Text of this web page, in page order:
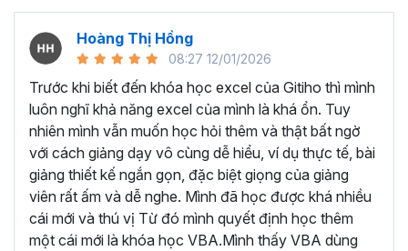
nghiệp, giảng viênDương Mạnh Quânhiểu được những
khó khăn của người học VBA Excel.
Bởi vậy thầy đã đúc kết kiến thức và kinh nghiệm của
mình thành những bài giảng chi tiết, hướng dẫn từng bước
một để học viên có thể thành thạo từng phần, trước khi
giảng dạy về tư duy và phương pháp để xử lý các bài toán
tự động hóa công việc, quy trình trên VBA Excel.
Những kiến thức được học
trong khóa học VBA này:
Hoàng Thị Hồng
08:27 12/01/2026
Trước khi biết đến khóa học excel của Gitiho thì mình
luôn nghĩ khả năng excel của mình là khá ổn. Tuy
nhiên mình vẫn muốn học hỏi thêm và thật bất ngờ
với cách giảng dạy vô cùng dễ hiểu, ví dụ thực tế, bài
giảng thiết kế ngắn gọn, đặc biệt giọng của giảng
viên rất ấm và dễ nghe. Mình đã học được khá nhiều
cái mới và thú vị Từ đó mình quyết định học thêm
một cái mới là khóa học VBA.Mình thấy VBA dùng